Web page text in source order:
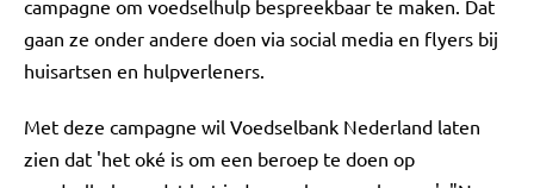
campagne om voedselhulp bespreekbaar te maken. Dat
gaan ze onder andere doen via social media en flyers bij
huisartsen en hulpverleners.
Met deze campagne wil Voedselbank Nederland laten
zien dat 'het oké is om een beroep te doen op